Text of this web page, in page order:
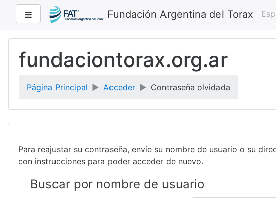
Saltar
contenido
Panel lateral Fundación Argentina del Torax
fundaciontorax.org.ar
Página Principal Acceder Contraseña olvidada
Para reajustar su contraseña, envíe su nombre de usuario o su
con instrucciones para poder acceder de nuevo.
Buscar por nombre de usuario